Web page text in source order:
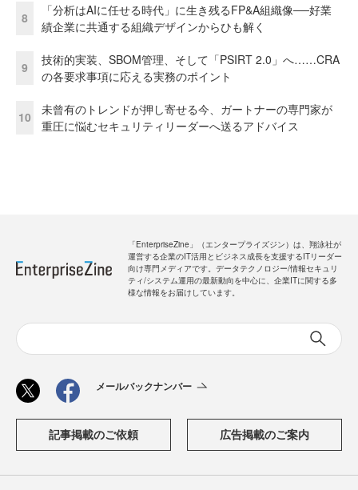
8
「分析はAIに任せる時代」に生き残るFP&A組織像──好業
績企業に共通する組織デザインからひも解く
9
技術的実装、SBOM管理、そして「PSIRT 2.0」へ……CRA
の各要求事項に応える実務のポイント
10
未曾有のトレンドが押し寄せる今、ガートナーの専門家が
重圧に悩むセキュリティリーダーへ送るアドバイス
「EnterpriseZine」（エンタープライズジン）は、翔泳社が
運営する企業のIT活用とビジネス成長を支援するITリーダー
向け専門メディアです。データテクノロジー/情報セキュリ
ティ/システム運用の最新動向を中心に、企業ITに関する多
様な情報をお届けしています。
メールバックナンバー
記事掲載のご依頼 広告掲載のご案内